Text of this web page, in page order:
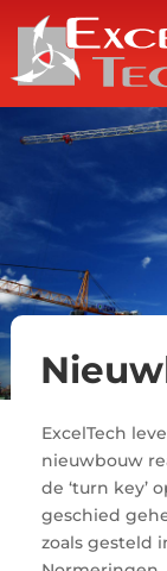
ExcelTech
nieuwbouw
de ‘turn key’
geschied
zoals gesteld